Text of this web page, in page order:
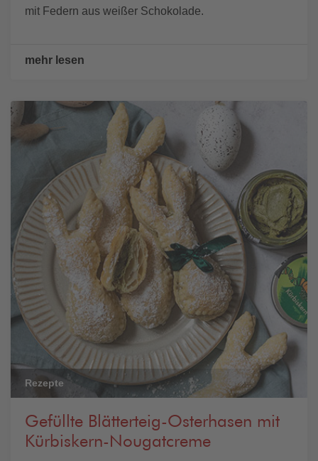
mit Federn aus weißer Schokolade.
mehr lesen
Rezepte
Gefüllte Blätterteig-Osterhasen mit
Kürbiskern-Nougatcreme